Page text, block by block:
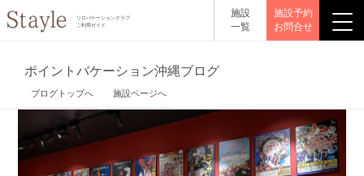
リロバケーションクラブ
ご利用ガイド
施設
一覧
施設予約
お問合せ
ポイントバケーション沖縄ブログ
ブログトップへ 施設ページへ